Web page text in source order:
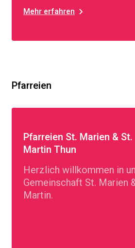
Mehr erfahren
Pfarreien
Pfarreien St. Marien & St.
Martin Thun
Herzlich willkommen in
Gemeinschaft St. Marien
Martin.